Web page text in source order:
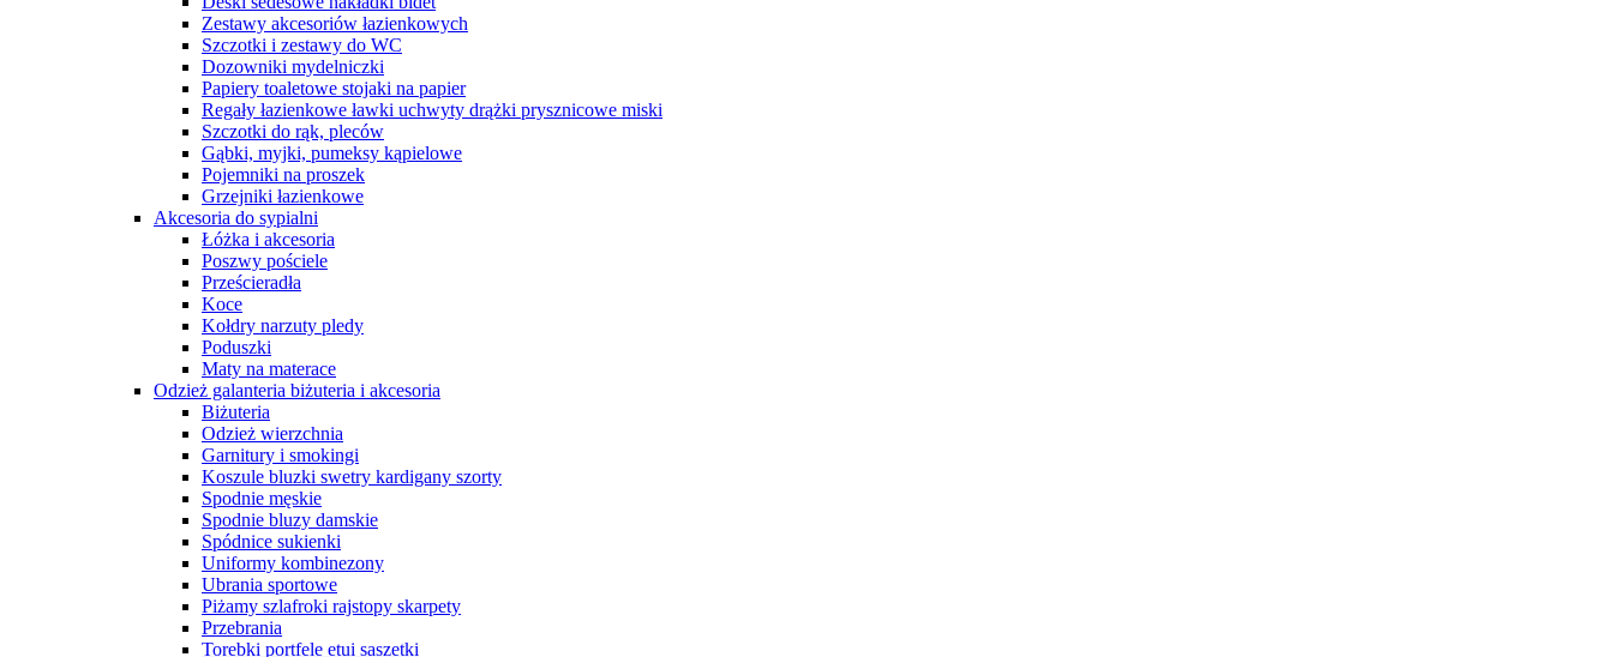
Zestawy akcesoriów łazienkowych
Szczotki i zestawy do WC
Dozowniki mydelniczki
Papiery toaletowe stojaki na papier
Regały łazienkowe ławki uchwyty drążki prysznicowe miski
Szczotki do rąk, pleców
Gąbki, myjki, pumeksy kąpielowe
Pojemniki na proszek
Grzejniki łazienkowe
Akcesoria do sypialni
Łóżka i akcesoria
Poszwy pościele
Prześcieradła
Koce
Kołdry narzuty pledy
Poduszki
Maty na materace
Odzież galanteria biżuteria i akcesoria
Biżuteria
Odzież wierzchnia
Garnitury i smokingi
Koszule bluzki swetry kardigany szorty
Spodnie męskie
Spodnie bluzy damskie
Spódnice sukienki
Uniformy kombinezony
Ubrania sportowe
Piżamy szlafroki rajstopy skarpety
Przebrania
Torebki portfele etui saszetki